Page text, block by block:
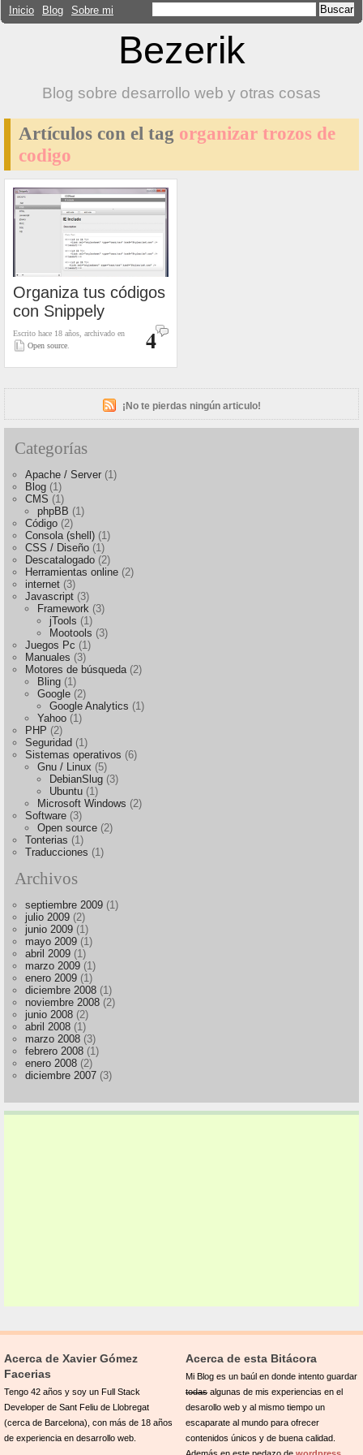
Bezerik
Blog sobre desarrollo web y otras cosas
Inicio Blog Sobre mi
Artículos con el tag organizar trozos de
codigo
Organiza tus códigos
con Snippely
4
Escrito hace 18 años, archivado en
Open source
¡No te pierdas ningún articulo!
Categorías
Apache / Server (1)
Blog (1)
CMS (1)
phpBB (1)
Código (2)
Consola (shell) (1)
CSS / Diseño (1)
Descatalogado (2)
Herramientas online (2)
internet (3)
Javascript (3)
Framework (3)
jTools (1)
Mootools (3)
Juegos Pc (1)
Manuales (3)
Motores de búsqueda (2)
Bling (1)
Google (2)
Google Analytics (1)
Yahoo (1)
PHP (2)
Seguridad (1)
Sistemas operativos (6)
Gnu / Linux (5)
DebianSlug (3)
Ubuntu (1)
Microsoft Windows (2)
Software (3)
Open source (2)
Tonterias (1)
Traducciones (1)
Archivos
septiembre 2009 (1)
julio 2009 (2)
junio 2009 (1)
mayo 2009 (1)
abril 2009 (1)
marzo 2009 (1)
enero 2009 (1)
diciembre 2008 (1)
noviembre 2008 (2)
junio 2008 (2)
abril 2008 (1)
marzo 2008 (3)
febrero 2008 (1)
enero 2008 (2)
diciembre 2007 (3)
Acerca de Xavier Gómez
Facerias
Tengo 42 años y soy un Full Stack
Developer de Sant Feliu de Llobregat
(cerca de Barcelona), con más de 18 años
de experiencia en desarrollo web.
Acerca de esta Bitácora
Mi Blog es un baúl en donde intento guardar
todasalgunas de mis experiencias en el
desarollo web y al mismo tiempo un
escaparate al mundo para ofrecer
contenidos únicos y de buena calidad.